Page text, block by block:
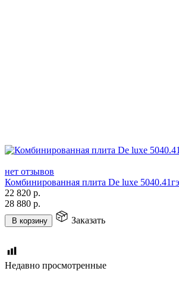
нет отзывов
Комбинированная плита De luxe
22 820 р.
28 880 р.
В корзину Заказать
Недавно просмотренные